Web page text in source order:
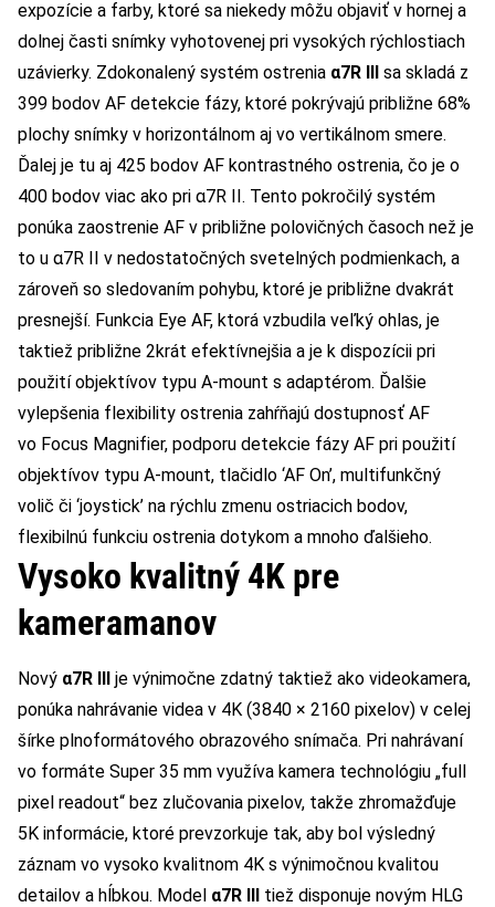
expozície a farby, ktoré sa niekedy môžu objaviť v hornej a
dolnej časti snímky vyhotovenej pri vysokých rýchlostiach
uzávierky. Zdokonalený systém ostrenia α7R III sa skladá z
399 bodov AF detekcie fázy, ktoré pokrývajú približne 68%
plochy snímky v horizontálnom aj vo vertikálnom smere.
Ďalej je tu aj 425 bodov AF kontrastného ostrenia, čo je o
400 bodov viac ako pri α7R II. Tento pokročilý systém
ponúka zaostrenie AF v približne polovičných časoch než je
to u α7R II v nedostatočných svetelných podmienkach, a
zároveň so sledovaním pohybu, ktoré je približne dvakrát
presnejší. Funkcia Eye AF, ktorá vzbudila veľký ohlas, je
taktiež približne 2krát efektívnejšia a je k dispozícii pri
použití objektívov typu A-mount s adaptérom. Ďalšie
vylepšenia flexibility ostrenia zahŕňajú dostupnosť AF
vo Focus Magnifier, podporu detekcie fázy AF pri použití
objektívov typu A-mount, tlačidlo ‘AF On’, multifunkčný
volič či ‘joystick’ na rýchlu zmenu ostriacich bodov,
flexibilnú funkciu ostrenia dotykom a mnoho ďalšieho.
Vysoko kvalitný 4K pre
kameramanov
Nový α7R III je výnimočne zdatný taktiež ako videokamera,
ponúka nahrávanie videa v 4K (3840 × 2160 pixelov) v celej
šírke plnoformátového obrazového snímača. Pri nahrávaní
vo formáte Super 35 mm využíva kamera technológiu „full
pixel readout“ bez zlučovania pixelov, takže zhromažďuje
5K informácie, ktoré prevzorkuje tak, aby bol výsledný
záznam vo vysoko kvalitnom 4K s výnimočnou kvalitou
detailov a hĺbkou. Model α7R III tiež disponuje novým HLG